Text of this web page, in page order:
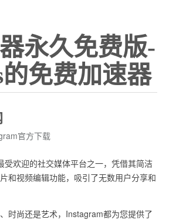
永久免费版-
免费加速器
官方下载
欢迎的社交媒体平台之一，凭借其简洁
和视频编辑功能，吸引了无数用户分享和
尚还是艺术，Instagram都为您提供了